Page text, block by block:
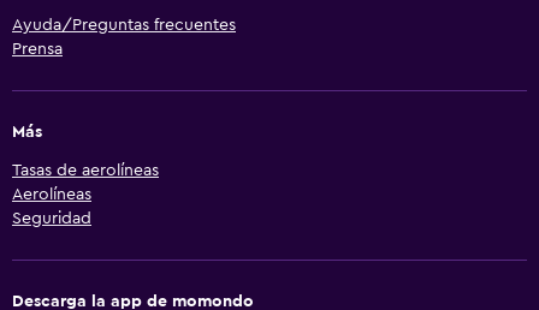
Ayuda/Preguntas frecuentes
Prensa
Más
Tasas de aerolíneas
Aerolíneas
Seguridad
Descarga la app de momondo